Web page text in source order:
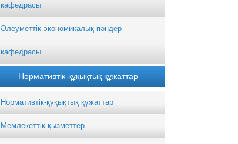
кафедрасы
Әлеуметтік-экономикалық пәндер
кафедрасы
Нормативтік-құқықтық құжаттар
Нормативтік-құқықтық құжаттар
Мемлекеттік қызметтер